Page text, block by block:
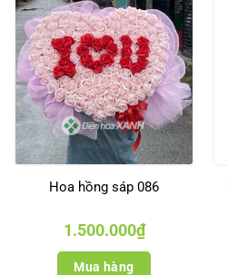
Hoa hồng sáp 086
1.500.000₫
Mua hàng